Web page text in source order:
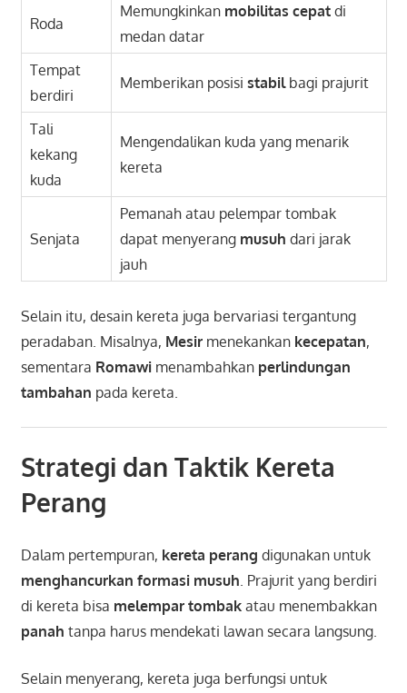
Roda
Memungkinkan mobilitas cepat di
medan datar
Tempat
berdiri
Memberikan posisistabilbagi prajurit
Tali
kekang
kuda
Mengendalikan kuda yang menarik
kereta
Senjata
Pemanah atau pelempar tombak
dapat menyerang musuh dari jarak
jauh
Selain itu, desain kereta juga bervariasi tergantung
peradaban. Misalnya, Mesirmenekankan kecepatan,
sementara Romawimenambahkan perlindungan
tambahan pada kereta.
Strategi dan Taktik Kereta
Perang
Dalam pertempuran, kereta perang digunakan untuk
menghancurkan formasi musuh . Prajurit yang berdiri
di kereta bisa melempar tombakatau menembakkan
panah tanpa harus mendekati lawan secara langsung.
Selain menyerang, kereta juga berfungsi untuk